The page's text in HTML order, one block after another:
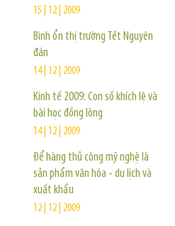
15 | 12 | 2009
Bình ổn thị trường Tết Nguyên
đán
14 | 12 | 2009
Kinh tế 2009: Con số khích lệ và
bài học đồng lòng
14 | 12 | 2009
Để hàng thủ công mỹ nghệ là
sản phẩm văn hóa - du lịch và
xuất khẩu
12 | 12 | 2009